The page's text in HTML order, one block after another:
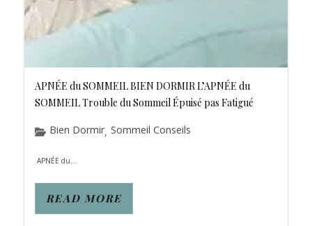
APNÉE du SOMMEIL BIEN DORMIR L’APNÉE du
SOMMEIL Trouble du Sommeil Épuisé pas Fatigué
Bien Dormir, Sommeil Conseils
APNÉE du...
READ MORE